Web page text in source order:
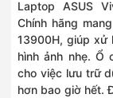
Laptop ASUS
Chính hãng
13900H, giúp xử
hình ảnh nhẹ. Ổ
cho việc lưu trữ
hơn bao giờ hết.